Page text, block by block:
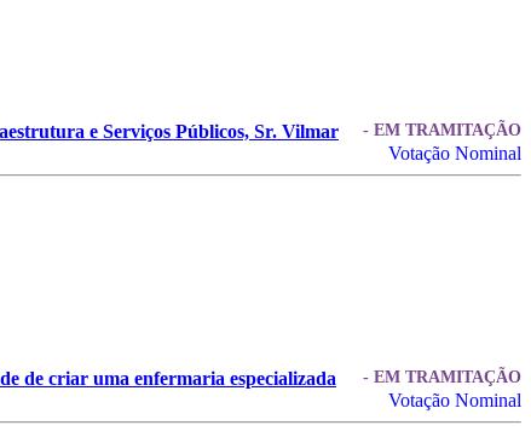
- EM TRAMITAÇÃO
e Serviços Públicos, Sr. Vilmar
Votação Nominal
- EM TRAMITAÇÃO
de criar uma enfermaria especializada
Votação Nominal